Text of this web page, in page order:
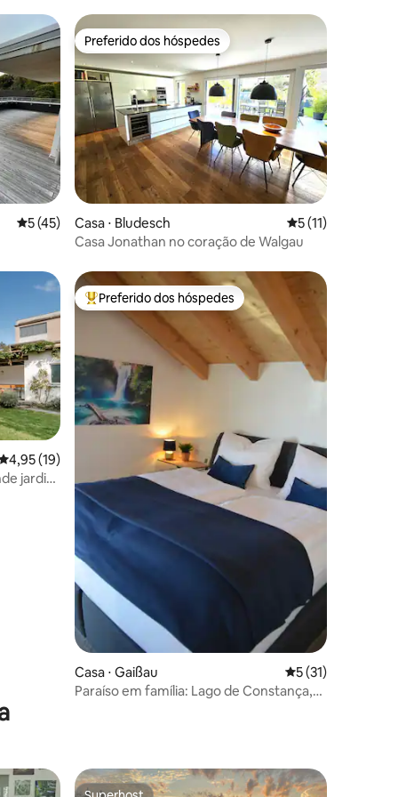
hóspedes
5 de uma avaliação média de 5, 45 avaliações
5 (45)
Preferido dos hóspedes
Preferido dos hóspedes
Casa ⋅ Bludesch 5 de uma
5 (11)
Casa Jonathan no coração de Walgau
de uma avaliação média de 5, 19 avaliações
4,95 (19)
jardim
Entre os melhores preferidos dos hóspedes
Preferido dos hóspedes
Casa ⋅ Gaißau 5 de uma
5 (31)
Paraíso em família: Lago de Constança,